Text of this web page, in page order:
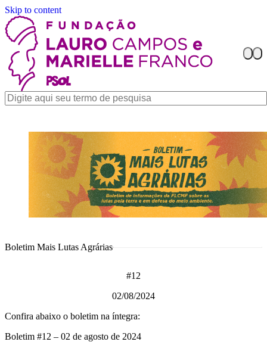
Skip to content
Boletim Mais Lutas Agrárias
#12
02/08/2024
Confira abaixo o boletim na íntegra:
Boletim #12 – 02 de agosto de 2024